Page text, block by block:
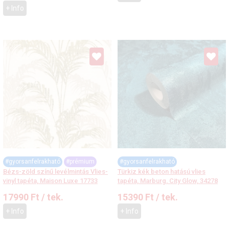
+ Info
#gyorsanfelrakható #prémium
Bézs-zöld színű levélmintás Vlies-
vinyl tapéta, Maison Luxe 17733
17990 Ft / tek.
+ Info
#gyorsanfelrakható
Türkiz kék beton hatású vlies
tapéta, Marburg, City Glow, 34278
15390 Ft / tek.
+ Info